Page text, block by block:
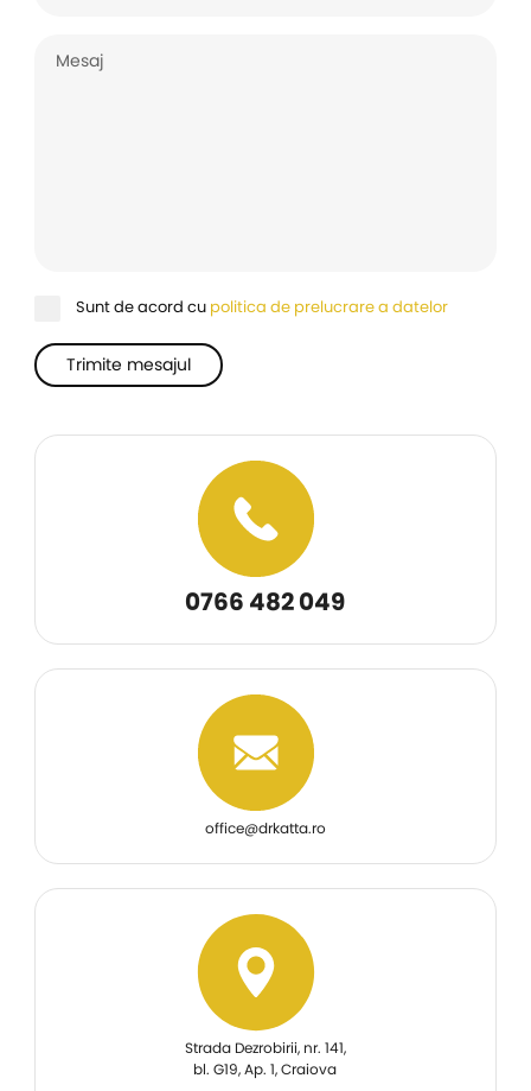
Sunt de acord cu politica de prelucrare a datelor
Trimite mesajul
0766 482 049
office@drkatta.ro
Strada Dezrobirii, nr. 141,
bl. G19, Ap. 1, Craiova